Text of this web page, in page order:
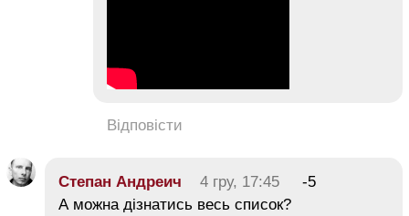
Відповісти
Степан Андреич 4 гру, 17:45
-5
А можна дізнатись весь список?